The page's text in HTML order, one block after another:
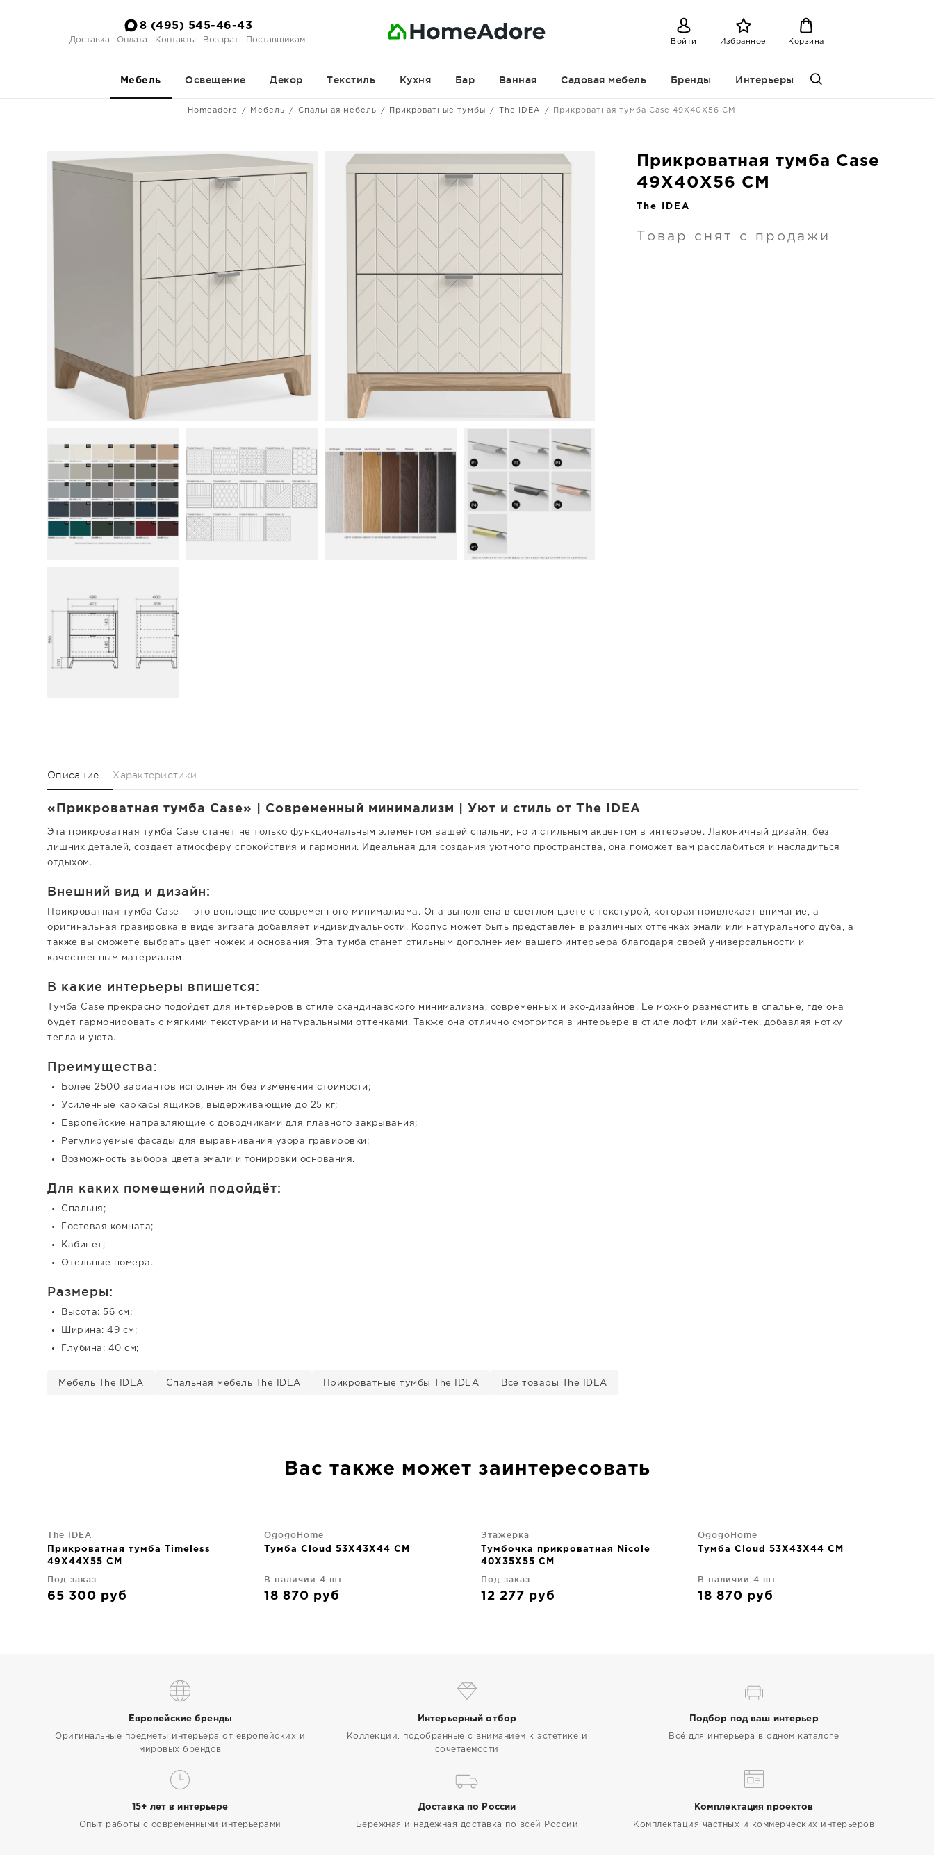
8 (495) 545-46-43
Доставка Оплата Контакты Возврат Поставщикам Войти Избранное Корзина
Мебель Освещение Декор Текстиль Кухня Бар Ванная Садовая мебель Бренды Интерьеры
Homeadore Мебель Спальная мебель Прикроватные тумбы The IDEA Прикроватная тумба Case 49X40X56 CM
Прикроватная тумба Case
49X40X56 CM
The IDEA
Товар снят с продажи
Описание Характеристики
«Прикроватная тумба Case» | Современный минимализм | Уют и стиль от The IDEA
Эта прикроватная тумба Case станет не только функциональным элементом вашей спальни, но и стильным акцентом в интерьере. Лаконичный дизайн, без
лишних деталей, создает атмосферу спокойствия и гармонии. Идеальная для создания уютного пространства, она поможет вам расслабиться и насладиться
отдыхом.
Внешний вид и дизайн:
Прикроватная тумба Case — это воплощение современного минимализма. Она выполнена в светлом цвете с текстурой, которая привлекает внимание, а
оригинальная гравировка в виде зигзага добавляет индивидуальности. Корпус может быть представлен в различных оттенках эмали или натурального дуба, а
также вы сможете выбрать цвет ножек и основания. Эта тумба станет стильным дополнением вашего интерьера благодаря своей универсальности и
качественным материалам.
В какие интерьеры впишется:
Тумба Case прекрасно подойдет для интерьеров в стиле скандинавского минимализма, современных и эко-дизайнов. Ее можно разместить в спальне, где она
будет гармонировать с мягкими текстурами и натуральными оттенками. Также она отлично смотрится в интерьере в стиле лофт или хай-тек, добавляя нотку
тепла и уюта.
Преимущества:
Более 2500 вариантов исполнения без изменения стоимости;
Усиленные каркасы ящиков, выдерживающие до 25 кг;
Европейские направляющие с доводчиками для плавного закрывания;
Регулируемые фасады для выравнивания узора гравировки;
Возможность выбора цвета эмали и тонировки основания.
Для каких помещений подойдёт:
Спальня;
Гостевая комната;
Кабинет;
Отельные номера.
Размеры:
Высота: 56 см;
Ширина: 49 см;
Глубина: 40 см;
Мебель The IDEA Спальная мебель The IDEA Прикроватные тумбы The IDEA Все товары The IDEA
Вас также может заинтересовать
The IDEA
Прикроватная тумба Timeless
49X44X55 CM
Под заказ
65 300 руб
OgogoHome
Тумба Cloud 53X43X44 CM
В наличии 4 шт.
18 870 руб
Этажерка
Тумбочка прикроватная Nicole
40X35X55 CM
Под заказ
12 277 руб
OgogoHome
Тумба Cloud 53X43X44 CM
В наличии 4 шт.
18 870 руб
Европейские бренды
Оригинальные предметы интерьера от европейских и
мировых брендов
Интерьерный отбор
Коллекции, подобранные с вниманием к эстетике и
сочетаемости
Подбор под ваш интерьер
Всё для интерьера в одном каталоге
15+ лет в интерьере
Опыт работы с современными интерьерами
Доставка по России
Бережная и надежная доставка по всей России
Комплектация проектов
Комплектация частных и коммерческих интерьеров